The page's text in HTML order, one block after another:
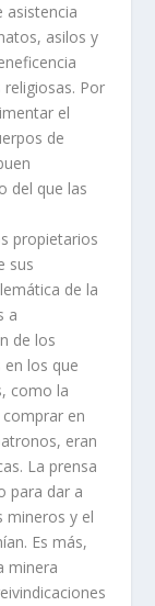
asistencia
asilos y
Por
el
de
del que las
propietarios
sus
de la
a
de los
los que
como la
en
eran
La prensa
para dar a
mineros y el
Es más,
minera